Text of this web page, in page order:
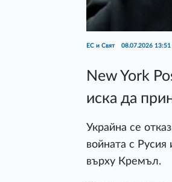
ЕС и Свят 08.07.2026 13:51
New York
иска да
Украйна се
войната с Русия
върху Кремъл.